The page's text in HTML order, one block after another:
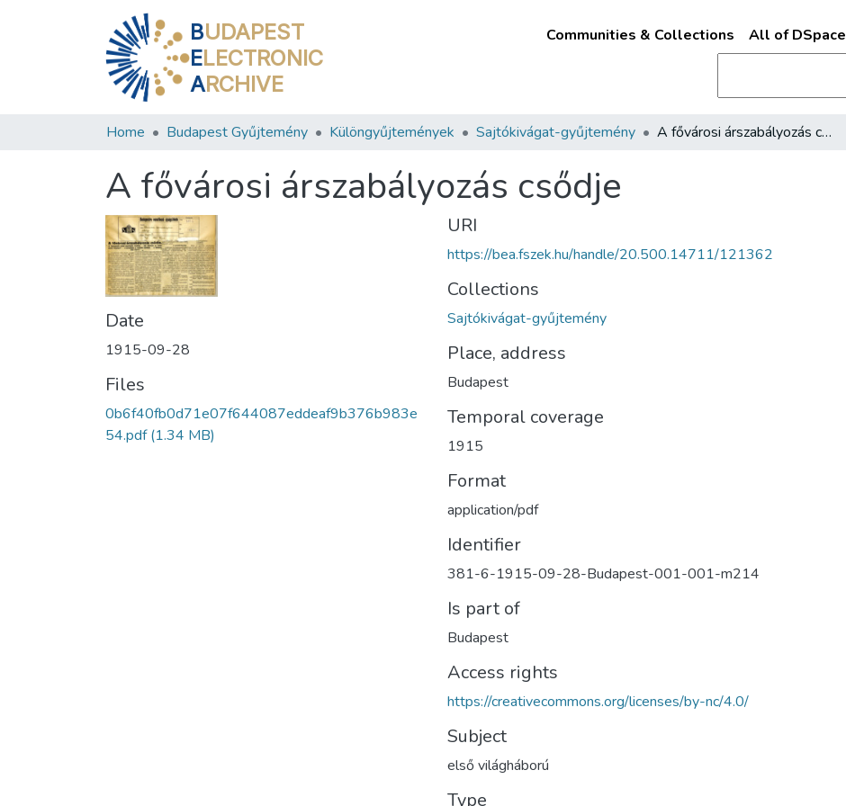
BUDAPEST
ELECTRONIC
ARCHIVE
Communities & Collections All of DSpace
Home Budapest Gyűjtemény Különgyűjtemények Sajtókivágat-gyűjtemény A fővárosi árszabályozás csődje
A fővárosi árszabályozás csődje
Date
1915-09-28
Files
0b6f40fb0d71e07f644087eddeaf9b376b983e
54.pdf(1.34 MB)
URI
https://bea.fszek.hu/handle/20.500.14711/121362
Collections
Sajtókivágat-gyűjtemény
Place, address
Budapest
Temporal coverage
1915
Format
application/pdf
Identifier
381-6-1915-09-28-Budapest-001-001-m214
Is part of
Budapest
Access rights
https://creativecommons.org/licenses/by-nc/4.0/
Subject
első világháború
Type